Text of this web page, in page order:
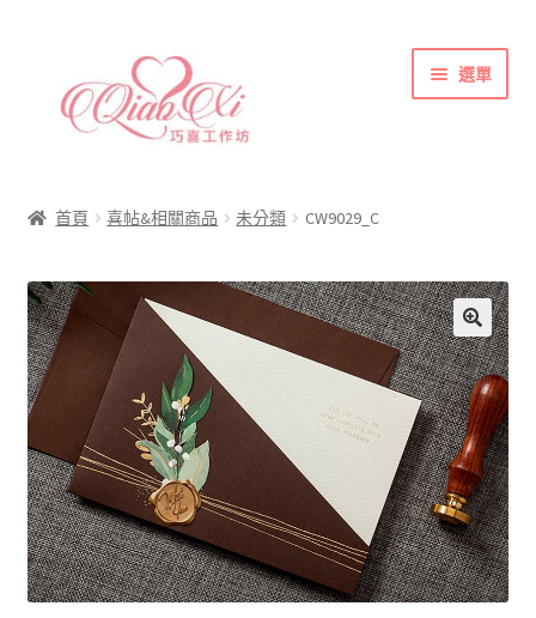
容
選單
喜帖&相關商品
彩色(相片)印刷注意事項
索取喜帖樣本須知
訂購須知
聯絡方式
首頁 喜帖&相關商品 未分類 CW9029_C